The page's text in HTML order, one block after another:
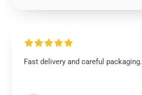
Fast delivery and careful packaging.